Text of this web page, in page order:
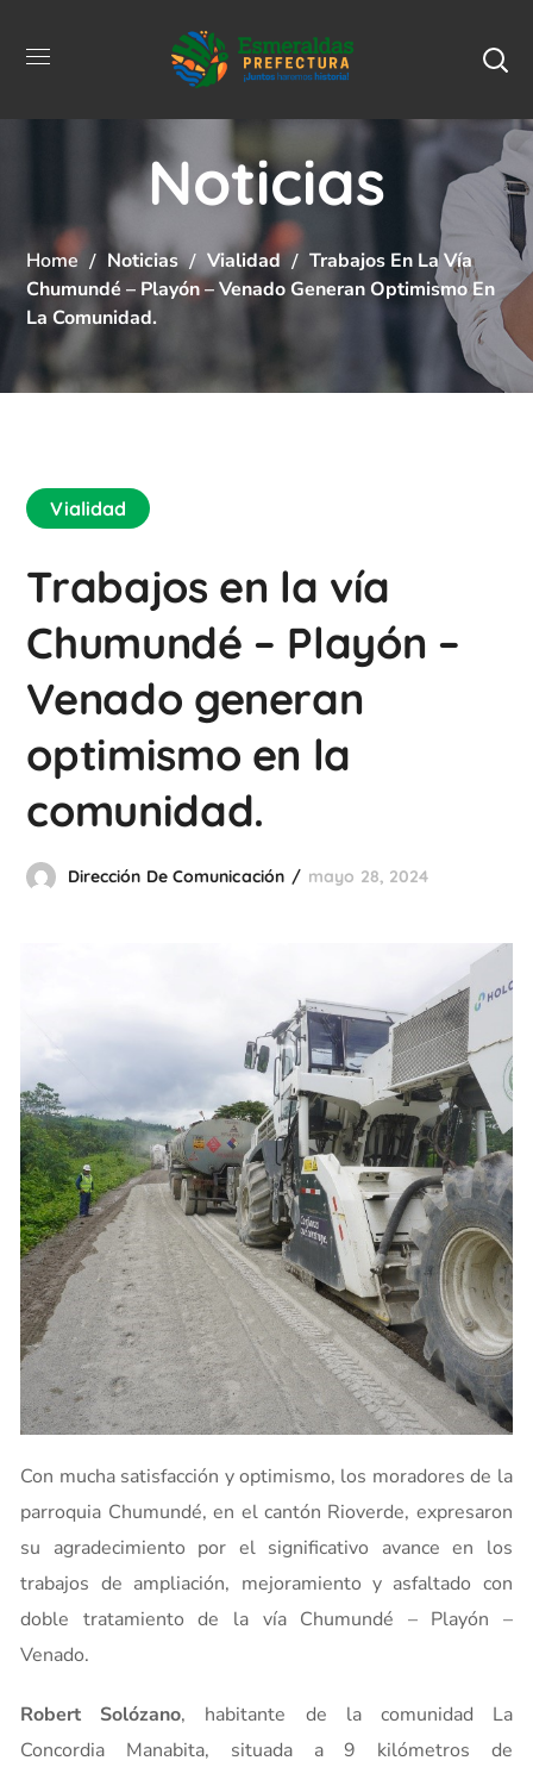
Noticias
Home Noticias Vialidad
Trabajos En La Vía
Chumundé – Playón – Venado Generan Optimismo En
La Comunidad.
Vialidad
Trabajos en la vía
Chumundé – Playón –
Venado generan
optimismo en la
comunidad.
Dirección De Comunicación mayo 28, 2024
Con mucha satisfacción y optimismo, los moradores de la
parroquia Chumundé, en el cantón Rioverde, expresaron
su agradecimiento por el significativo avance en los
trabajos de ampliación, mejoramiento y asfaltado con
doble tratamiento de la vía Chumundé – Playón –
Venado.
Robert Solózano, habitante de la comunidad La
Concordia Manabita, situada a 9 kilómetros de